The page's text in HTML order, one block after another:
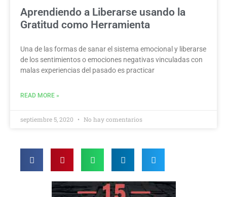
Aprendiendo a Liberarse usando la
Gratitud como Herramienta
Una de las formas de sanar el sistema emocional y liberarse
de los sentimientos o emociones negativas vinculadas con
malas experiencias del pasado es practicar
READ MORE »
septiembre 5, 2020 No hay comentarios